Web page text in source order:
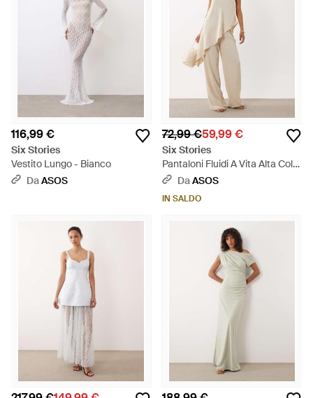
116,99 €
Six Stories
Vestito Lungo - Bianco
DaASOS
72,99 €59,99 €
Six Stories
Pantaloni Fluidi A Vita Alta Color
Pietra - Neutro
DaASOS
IN SALDO